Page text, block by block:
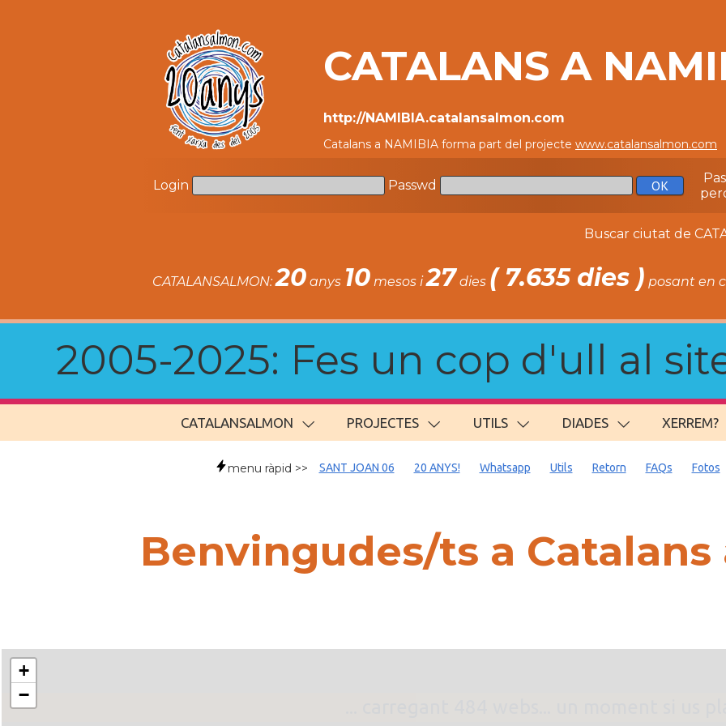
CATALANS A
http://NAMIBIA.catalansalmon.com
Catalans a NAMIBIA forma part del projecte www.catalansalmon.com
Login Passwd
Buscar ciutat de
CATALANSALMON:20 anys 10 mesos i27 dies ( 7.635 dies ) posant en
2005-2025: Fes un cop d'ull al
CATALANSALMON PROJECTES UTILS DIADES XERREM?
menu ràpid >> SANT JOAN 06 20 ANYS! Whatsapp Utils Retorn FAQs Fotos
Benvingudes/ts a Catalans
+
−